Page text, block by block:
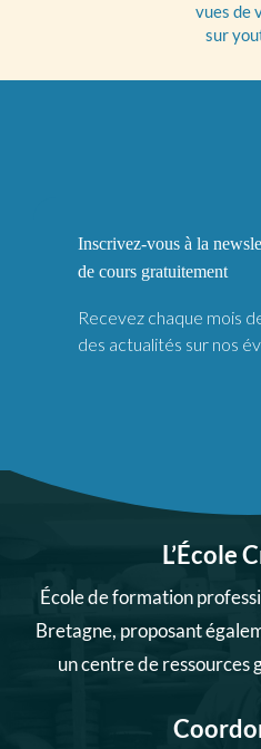
vues de
sur
L’École
École de formation
Bretagne, proposant
un centre de ressources